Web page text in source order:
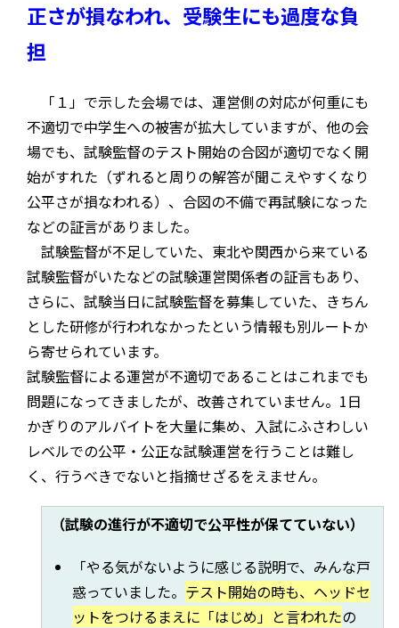
正さが損なわれ、受験生にも過度な負
担
「１」で示した会場では、運営側の対応が何重にも
不適切で中学生への被害が拡大していますが、他の会
場でも、試験監督のテスト開始の合図が適切でなく開
始がすれた（ずれると周りの解答が聞こえやすくなり
公平さが損なわれる）、合図の不備で再試験になった
などの証言がありました。
試験監督が不足していた、東北や関西から来ている
試験監督がいたなどの試験運営関係者の証言もあり、
さらに、試験当日に試験監督を募集していた、きちん
とした研修が行われなかったという情報も別ルートか
ら寄せられています。
試験監督による運営が不適切であることはこれまでも
問題になってきましたが、改善されていません。1日
かぎりのアルバイトを大量に集め、入試にふさわしい
レベルでの公平・公正な試験運営を行うことは難し
く、行うべきでないと指摘せざるをえません。
（試験の進行が不適切で公平性が保てていない）
「やる気がないように感じる説明で、みんな戸
惑っていました。 テスト開始の時も、ヘッドセ
ットをつけるまえに「はじめ」と言われたの